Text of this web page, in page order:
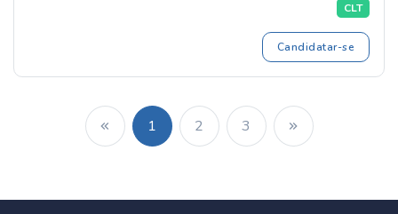
CLT
Candidatar-se
1 2 3